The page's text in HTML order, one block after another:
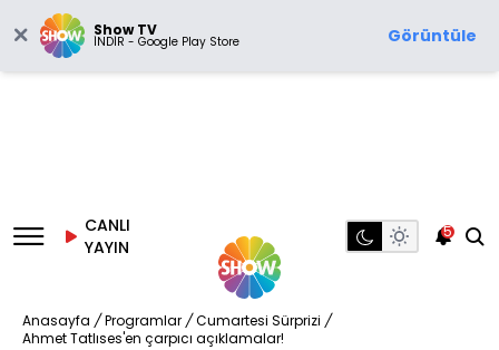
Show TV
İNDİR - Google Play Store Görüntüle
CANLI
YAYIN
5
Anasayfa / Programlar / Cumartesi Sürprizi /
Ahmet Tatlıses'en çarpıcı açıklamalar!